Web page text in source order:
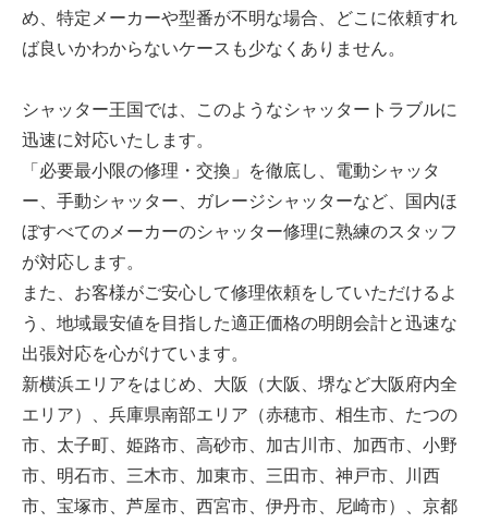
め、特定メーカーや型番が不明な場合、どこに依頼すれ
ば良いかわからないケースも少なくありません。
シャッター王国では、このようなシャッタートラブルに
迅速に対応いたします。
「必要最小限の修理・交換」を徹底し、電動シャッタ
ー、手動シャッター、ガレージシャッターなど、国内ほ
ぼすべてのメーカーのシャッター修理に熟練のスタッフ
が対応します。
また、お客様がご安心して修理依頼をしていただけるよ
う、地域最安値を目指した適正価格の明朗会計と迅速な
出張対応を心がけています。
新横浜エリアをはじめ、大阪（大阪、堺など大阪府内全
エリア）、兵庫県南部エリア（赤穂市、相生市、たつの
市、太子町、姫路市、高砂市、加古川市、加西市、小野
市、明石市、三木市、加東市、三田市、神戸市、川西
市、宝塚市、芦屋市、西宮市、伊丹市、尼崎市）、京都